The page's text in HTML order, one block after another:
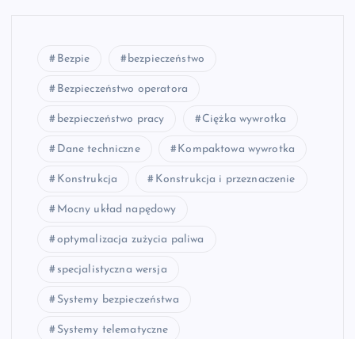
Bezpie bezpieczeństwo
Bezpieczeństwo operatora
bezpieczeństwo pracy Ciężka wywrotka
Dane techniczne Kompaktowa wywrotka
Konstrukcja Konstrukcja i przeznaczenie
Mocny układ napędowy
optymalizacja zużycia paliwa
specjalistyczna wersja
Systemy bezpieczeństwa
Systemy telematyczne